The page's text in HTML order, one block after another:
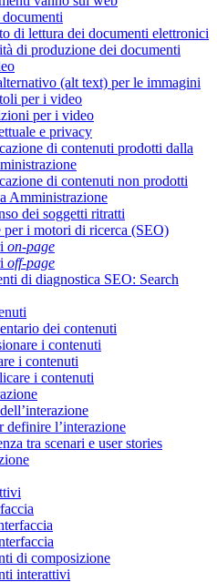
di lettura dei documenti elettronici
di produzione dei documenti
(alt text) per le immagini
per i video
per i video
e privacy
di contenuti prodotti dalla
di contenuti non prodotti
Amministrazione
dei soggetti ritratti
i motori di ricerca (SEO)
on-page
off-page
di diagnostica SEO: Search
dei contenuti
i contenuti
i contenuti
i contenuti
definire l’interazione
tra scenari e user stories
di composizione
interattivi